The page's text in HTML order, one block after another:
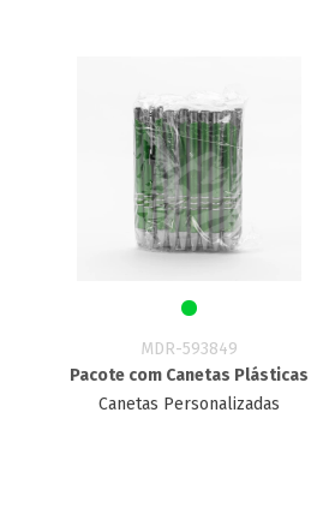
MDR-593849
Pacote com Canetas Plásticas
Canetas Personalizadas